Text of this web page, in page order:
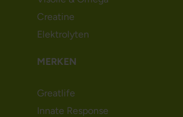
Creatine
Elektrolyten
MERKEN
Greatlife
Innate Response